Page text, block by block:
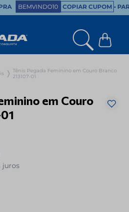
BEMVINDO10 COPIAR CUPOM •
Tênis Pegada Feminino em Couro Branco
213107-01
em Couro
juros